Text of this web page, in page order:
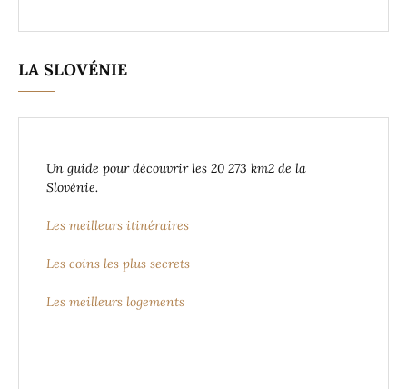
LA SLOVÉNIE
Un guide pour découvrir les 20 273 km2 de la
Slovénie.
Les meilleurs itinéraires
Les coins les plus secrets
Les meilleurs logements